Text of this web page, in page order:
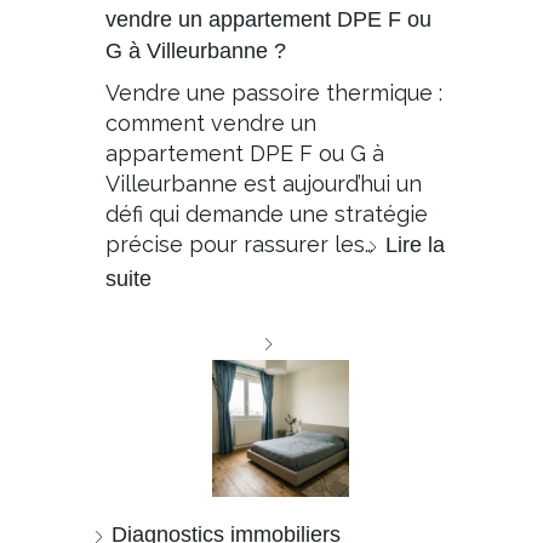
vendre un appartement DPE F ou
G à Villeurbanne ?
Vendre une passoire thermique :
comment vendre un
appartement DPE F ou G à
Villeurbanne est aujourd’hui un
défi qui demande une stratégie
précise pour rassurer les… Lire la
suite
Diagnostics immobiliers